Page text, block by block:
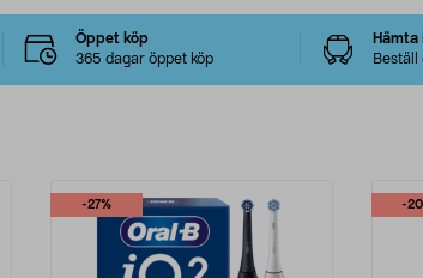
Öppet köp
365 dagar öppet köp
Hämta
Beställ
-27% -